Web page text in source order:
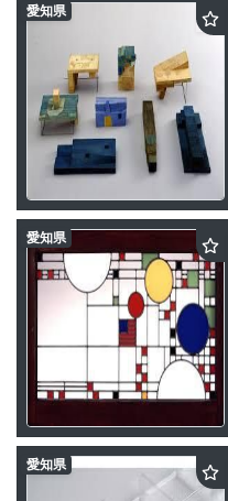
愛知県
愛知県
愛知県